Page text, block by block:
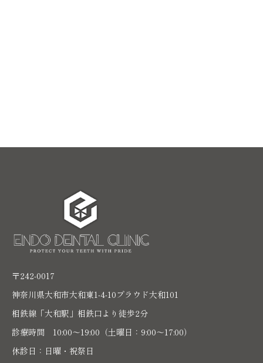
〒242-0017
神奈川県大和市大和東1-4-10プラウド大和101
相鉄線「大和駅」相鉄口より徒歩2分
診療時間 10:00〜19:00（土曜日：9:00～17:00）
休診日：日曜・祝祭日